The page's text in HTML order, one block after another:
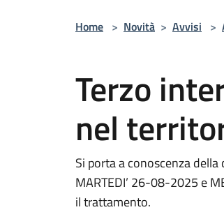
Home > Novità > Avvisi >
Terzo
nel
Si porta a conoscenza
MARTEDI’ 26-08-2025 e
il trattamento.